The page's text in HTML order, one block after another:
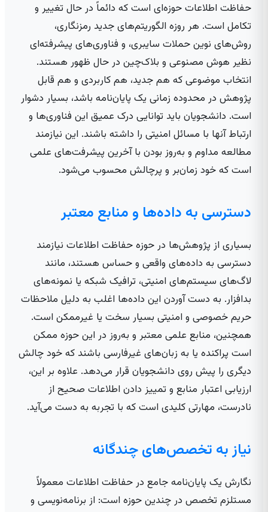
حفاظت اطلاعات حوزه‌ای است که دائماً در حال تغییر و
تکامل است. هر روزه الگوریتم‌های جدید رمزنگاری،
روش‌های نوین حملات سایبری، و فناوری‌های پیشرفته‌ای
نظیر هوش مصنوعی و بلاک‌چین در حال ظهور هستند.
انتخاب موضوعی که هم جدید، هم کاربردی و هم قابل
پژوهش در محدوده زمانی یک پایان‌نامه باشد، بسیار دشوار
است. دانشجویان باید توانایی درک عمیق این فناوری‌ها و
ارتباط آنها با مسائل امنیتی را داشته باشند. این نیازمند
مطالعه مداوم و به‌روز بودن با آخرین پیشرفت‌های علمی
است که خود زمان‌بر و پرچالش محسوب می‌شود.
دسترسی به داده‌ها و منابع معتبر
بسیاری از پژوهش‌ها در حوزه حفاظت اطلاعات نیازمند
دسترسی به داده‌های واقعی و حساس هستند، مانند
لاگ‌های سیستم‌های امنیتی، ترافیک شبکه یا نمونه‌های
بدافزار. به دست آوردن این داده‌ها اغلب به دلیل ملاحظات
حریم خصوصی و امنیتی بسیار سخت یا غیرممکن است.
همچنین، منابع علمی معتبر و به‌روز در این حوزه ممکن
است پراکنده یا به زبان‌های غیرفارسی باشند که خود چالش
دیگری را پیش روی دانشجویان قرار می‌دهد. علاوه بر این،
ارزیابی اعتبار منابع و تمییز دادن اطلاعات صحیح از
نادرست، مهارتی کلیدی است که با تجربه به دست می‌آید.
نیاز به تخصص‌های چندگانه
نگارش یک پایان‌نامه جامع در حفاظت اطلاعات معمولاً
مستلزم تخصص در چندین حوزه است: از برنامه‌نویسی و